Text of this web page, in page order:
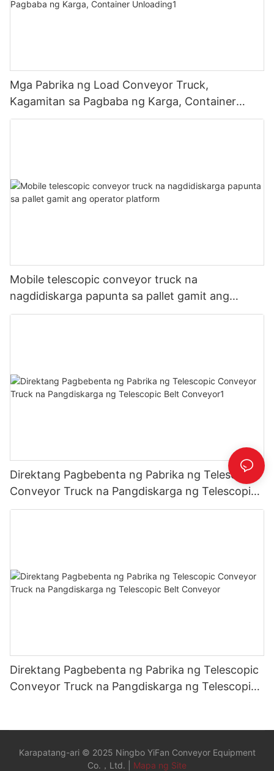
Mga Pabrika ng Load Conveyor Truck,
Kagamitan sa Pagbaba ng Karga, Container
Unloading1
Mobile telescopic conveyor truck na
nagdidiskarga papunta sa pallet gamit ang
operator platform
Direktang Pagbebenta ng Pabrika ng Telescopic
Conveyor Truck na Pangdiskarga ng Telescopic
Belt Conveyor1
Direktang Pagbebenta ng Pabrika ng Telescopic
Conveyor Truck na Pangdiskarga ng Telescopic
Karapatang-ari © 2025 Ningbo YiFan Conveyor Equipment
Co.，Ltd. |
Mapa ng Site